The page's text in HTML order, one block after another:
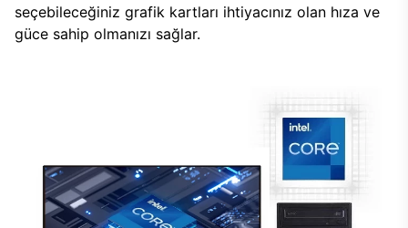
seçebileceğiniz grafik kartları ihtiyacınız olan hıza ve
güce sahip olmanızı sağlar.